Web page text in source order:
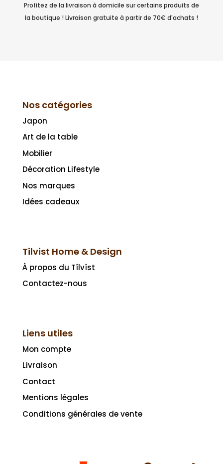
Profitez de la livraison à domicile sur certains produits de
la boutique ! Livraison gratuite à partir de 70€ d'achats !
Nos catégories
Japon
Art de la table
Mobilier
Décoration Lifestyle
Nos marques
Idées cadeaux
Tilvist Home & Design
À propos du Tílvíst
Contactez-nous
Liens utiles
Mon compte
Livraison
Contact
Mentions légales
Conditions générales de vente